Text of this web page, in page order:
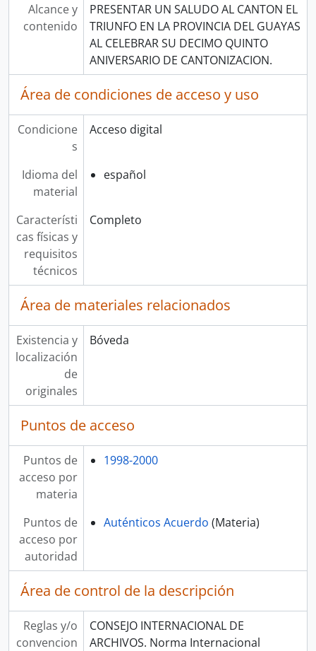
Alcance y
contenido
PRESENTAR UN SALUDO AL CANTON EL
TRIUNFO EN LA PROVINCIA DEL GUAYAS
AL CELEBRAR SU DECIMO QUINTO
ANIVERSARIO DE CANTONIZACION.
Área de condiciones de acceso y uso
Condicione
s
Acceso digital
Idioma del
material
español
Característi
cas físicas y
requisitos
técnicos
Completo
Área de materiales relacionados
Existencia y
localización
de
originales
Bóveda
Puntos de acceso
Puntos de
acceso por
materia
1998-2000
Puntos de
acceso por
autoridad
Auténticos Acuerdo (Materia)
Área de control de la descripción
Reglas y/o
convencion
CONSEJO INTERNACIONAL DE
ARCHIVOS. Norma Internacional